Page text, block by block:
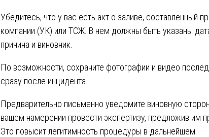
Убедитесь, что у вас есть акт о заливе, составленный
компании (УК) или ТСЖ. В нем должны быть указаны
причина и виновник.
По возможности, сохраните фотографии и видео
сразу после инцидента.
Предварительно письменно уведомите виновную
вашем намерении провести экспертизу, предложив им
Это повысит легитимность процедуры в дальнейшем.